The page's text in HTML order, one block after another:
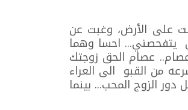
على الأرض، وغبت عن
احسا وهما
عصام الحق زوجتك
من القبو الى العراء
الزوج المحب... بينما